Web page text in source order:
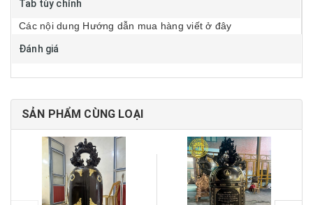
Tab tùy chỉnh
Các nội dung Hướng dẫn mua hàng viết ở đây
Đánh giá
SẢN PHẨM CÙNG LOẠI